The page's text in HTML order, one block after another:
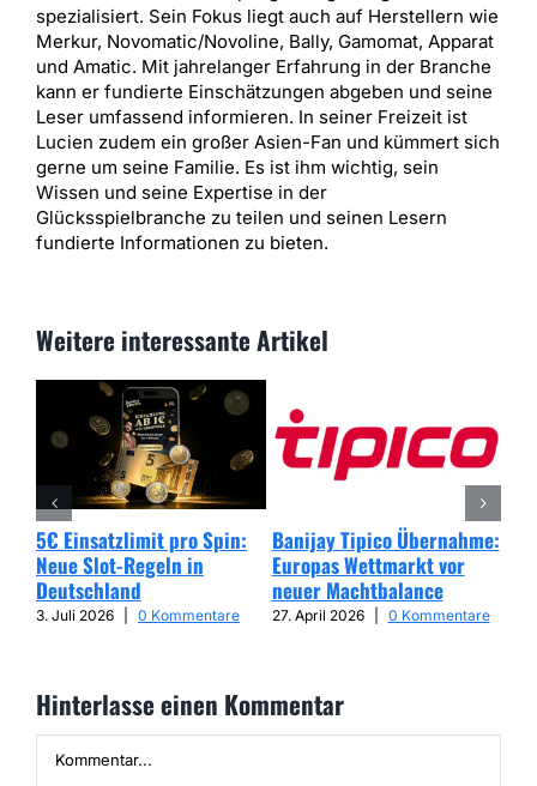
spezialisiert. Sein Fokus liegt auch auf Herstellern wie
Merkur, Novomatic/Novoline, Bally, Gamomat, Apparat
und Amatic. Mit jahrelanger Erfahrung in der Branche
kann er fundierte Einschätzungen abgeben und seine
Leser umfassend informieren. In seiner Freizeit ist
Lucien zudem ein großer Asien-Fan und kümmert sich
gerne um seine Familie. Es ist ihm wichtig, sein
Wissen und seine Expertise in der
Glücksspielbranche zu teilen und seinen Lesern
fundierte Informationen zu bieten.
Weitere interessante Artikel
5€ Einsatzlimit pro Spin:
Neue Slot-Regeln in
Deutschland
3. Juli 2026 0 Kommentare
Banijay Tipico Übernahme:
Europas Wettmarkt vor
neuer Machtbalance
27. April 2026 0 Kommentare
Hinterlasse einen Kommentar